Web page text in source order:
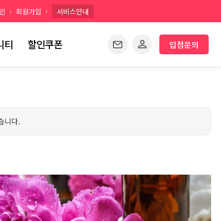
회원가입 서비스안내
티 할인쿠폰 입점문의
니다.